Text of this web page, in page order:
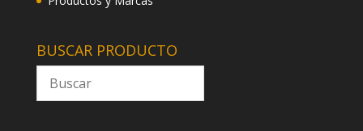
BUSCAR PRODUCTO